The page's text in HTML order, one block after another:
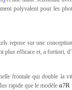
polyvalent pour les
repose sur une
plus efficace et, a fortiori,
frontale qui double la
rapide que le modèle